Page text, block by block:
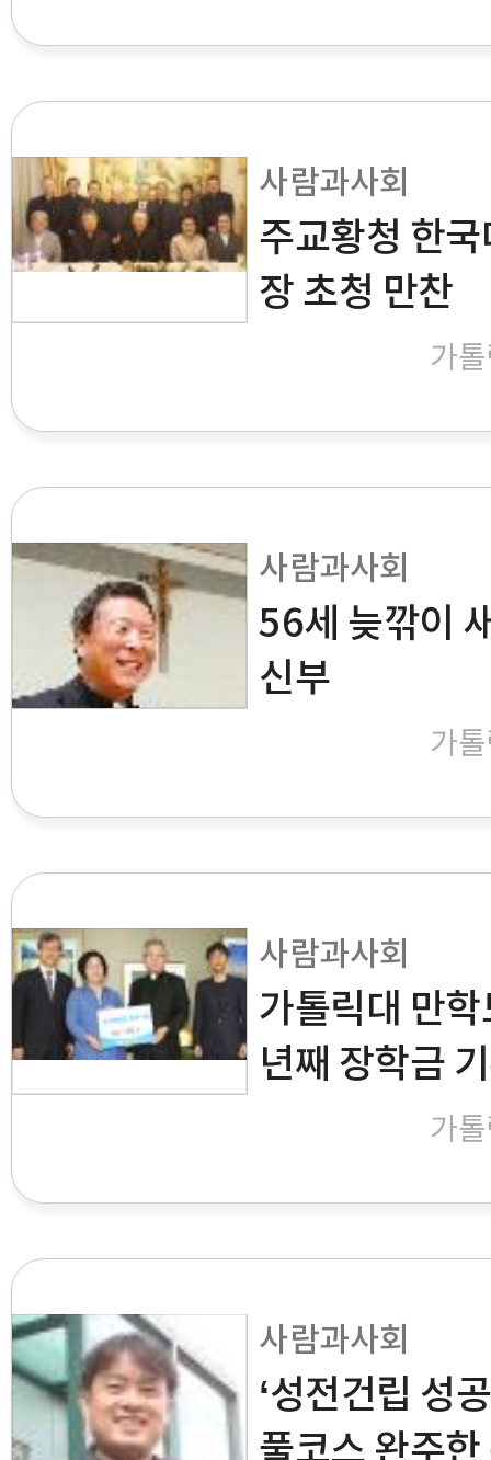
사람과사회
주교황청 한
장 초청 만찬
가
사람과사회
56세 늦깎이
신부
가
사람과사회
가톨릭대 만
년째 장학금
가
사람과사회
‘성전건립 성